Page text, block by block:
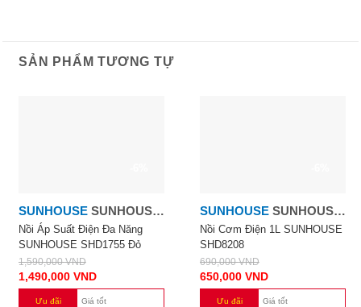
SẢN PHẨM TƯƠNG TỰ
SUNHOUSE SUNHOUSE
1.8L
Nồi Áp Suất Điện Đa Năng
SUNHOUSE SHD1755 Đỏ
1,590,000VND
1,490,000 VND
Ưu đãi Giá tốt
SUNHOUSE SUNHOUSE
1.0L
Nồi Cơm Điện 1L SUNHOUSE
SHD8208
690,000VND
650,000 VND
Ưu đãi Giá tốt